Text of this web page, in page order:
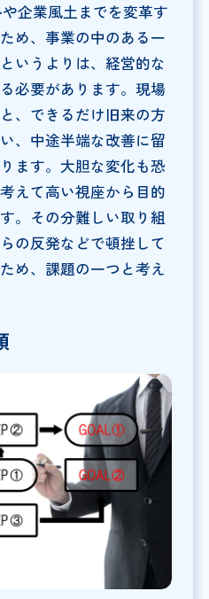
企業風土までを変革す
め、事業の中のある一
いうよりは、経営的な
必要があります。現場
、できるだけ旧来の方
、中途半端な改善に留
ます。大胆な変化も恐
えて高い視座から目的
。その分難しい取り組
の反発などで頓挫して
め、課題の一つと考え